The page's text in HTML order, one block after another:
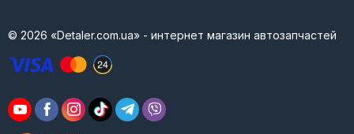
© 2026 «Detaler.com.ua» - интернет магазин автозапчастей